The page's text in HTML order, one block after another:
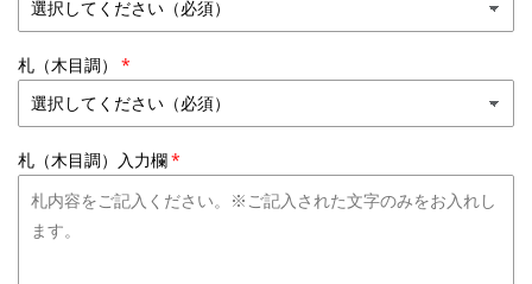
定
ピ
ン
ク
7
本
立
ち
定
ン
ク
7
本
立
札（木目調）
札（木目調）入力欄